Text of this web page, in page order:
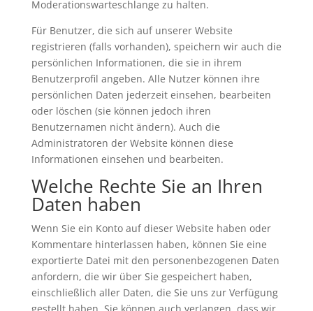
Moderationswarteschlange zu halten.
Für Benutzer, die sich auf unserer Website
registrieren (falls vorhanden), speichern wir auch die
persönlichen Informationen, die sie in ihrem
Benutzerprofil angeben. Alle Nutzer können ihre
persönlichen Daten jederzeit einsehen, bearbeiten
oder löschen (sie können jedoch ihren
Benutzernamen nicht ändern). Auch die
Administratoren der Website können diese
Informationen einsehen und bearbeiten.
Welche Rechte Sie an Ihren
Daten haben
Wenn Sie ein Konto auf dieser Website haben oder
Kommentare hinterlassen haben, können Sie eine
exportierte Datei mit den personenbezogenen Daten
anfordern, die wir über Sie gespeichert haben,
einschließlich aller Daten, die Sie uns zur Verfügung